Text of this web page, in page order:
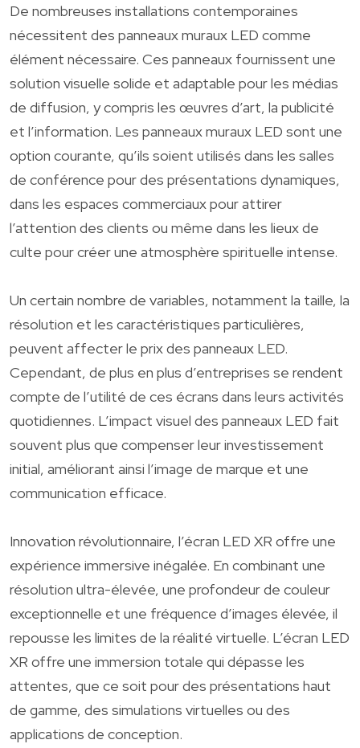
De nombreuses installations contemporaines
nécessitent des panneaux muraux LED comme
élément nécessaire. Ces panneaux fournissent une
solution visuelle solide et adaptable pour les médias
de diffusion, y compris les œuvres d’art, la publicité
et l’information. Les panneaux muraux LED sont une
option courante, qu’ils soient utilisés dans les salles
de conférence pour des présentations dynamiques,
dans les espaces commerciaux pour attirer
l’attention des clients ou même dans les lieux de
culte pour créer une atmosphère spirituelle intense.
Un certain nombre de variables, notamment la taille, la
résolution et les caractéristiques particulières,
peuvent affecter le prix des panneaux LED.
Cependant, de plus en plus d’entreprises se rendent
compte de l’utilité de ces écrans dans leurs activités
quotidiennes. L’impact visuel des panneaux LED fait
souvent plus que compenser leur investissement
initial, améliorant ainsi l’image de marque et une
communication efficace.
Innovation révolutionnaire, l’écran LED XR offre une
expérience immersive inégalée. En combinant une
résolution ultra-élevée, une profondeur de couleur
exceptionnelle et une fréquence d’images élevée, il
repousse les limites de la réalité virtuelle. L’écran LED
XR offre une immersion totale qui dépasse les
attentes, que ce soit pour des présentations haut
de gamme, des simulations virtuelles ou des
applications de conception.